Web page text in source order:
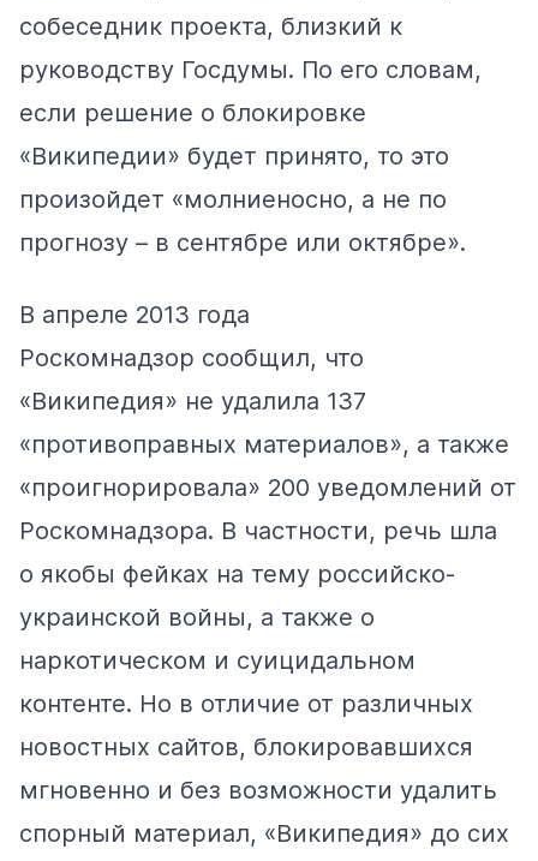
собеседник проекта, близкий к
руководству Госдумы. По его словам,
если решение о блокировке
«Википедии» будет принято, то это
произойдет «молниеносно, а не по
прогнозу – в сентябре или октябре».
В апреле 2013 года
Роскомнадзор сообщил, что
«Википедия» не удалила 137
«противоправных материалов», а также
«проигнорировала» 200 уведомлений от
Роскомнадзора. В частности, речь шла
о якобы фейках на тему российско-
украинской войны, а также о
наркотическом и суицидальном
контенте. Но в отличие от различных
новостных сайтов, блокировавшихся
мгновенно и без возможности удалить
спорный материал, «Википедия» до сих